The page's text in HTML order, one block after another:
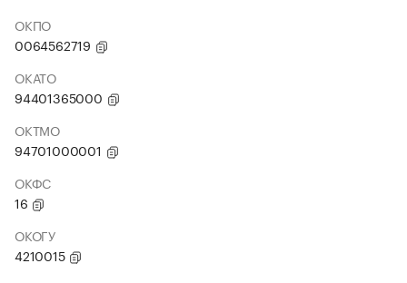
ОКПО
0064562719
ОКАТО
94401365000
ОКТМО
94701000001
ОКФС
16
ОКОГУ
4210015